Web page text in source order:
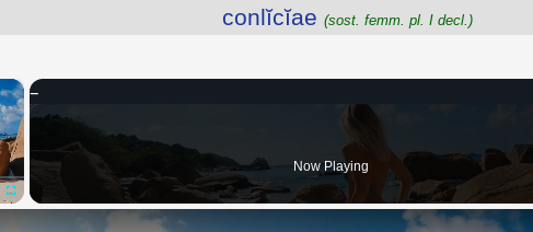
conlĭcĭae (sost. femm. pl. I decl.)
×
Now Playing